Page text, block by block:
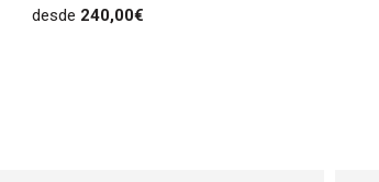
desde 240,00€